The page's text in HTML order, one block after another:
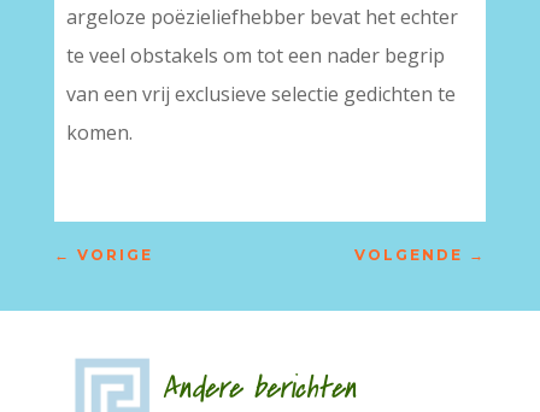
argeloze poëzieliefhebber bevat het echter
te veel obstakels om tot een nader begrip
van een vrij exclusieve selectie gedichten te
komen.
← VORIGE VOLGENDE →
Andere berichten